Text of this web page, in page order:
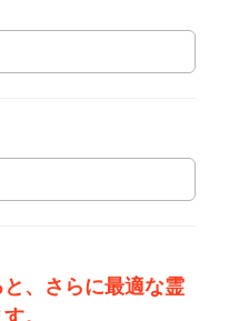
、さらに最適な霊
。